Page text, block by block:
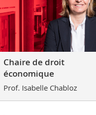
Chaire de droit
économique
Prof. Isabelle Chabloz